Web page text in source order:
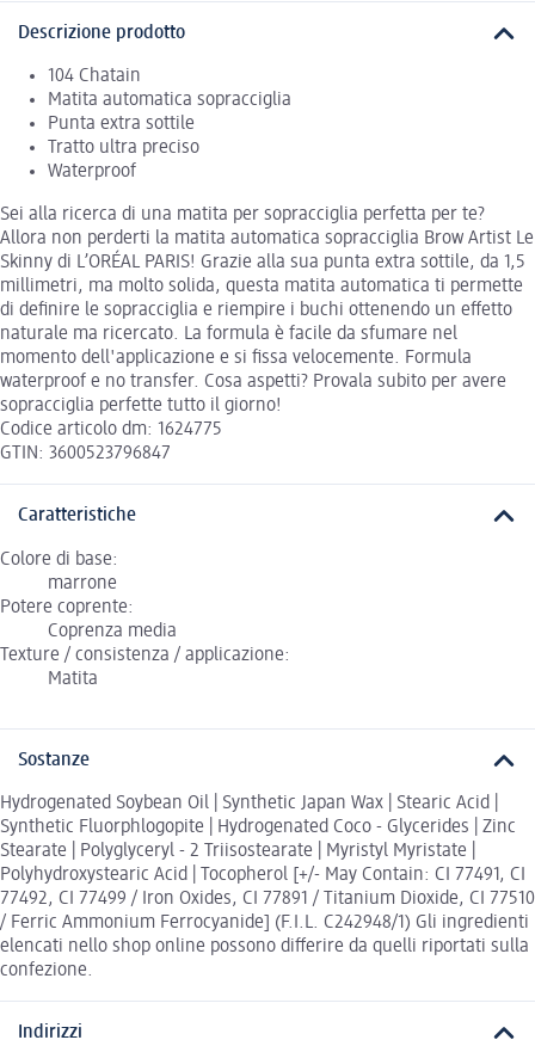
Descrizione prodotto
104 Chatain
Matita automatica sopracciglia
Punta extra sottile
Tratto ultra preciso
Waterproof
Sei alla ricerca di una matita per sopracciglia perfetta per te?
Allora non perderti la matita automatica sopracciglia Brow Artist Le
Skinny di L’ORÉAL PARIS! Grazie alla sua punta extra sottile, da 1,5
millimetri, ma molto solida, questa matita automatica ti permette
di definire le sopracciglia e riempire i buchi ottenendo un effetto
naturale ma ricercato. La formula è facile da sfumare nel
momento dell'applicazione e si fissa velocemente. Formula
waterproof e no transfer. Cosa aspetti? Provala subito per avere
sopracciglia perfette tutto il giorno!
Codice articolo dm: 1624775
GTIN: 3600523796847
Caratteristiche
Colore di base:
marrone
Potere coprente:
Coprenza media
Texture / consistenza / applicazione:
Matita
Sostanze
Hydrogenated Soybean Oil | Synthetic Japan Wax | Stearic Acid |
Synthetic Fluorphlogopite | Hydrogenated Coco - Glycerides | Zinc
Stearate | Polyglyceryl - 2 Triisostearate | Myristyl Myristate |
Polyhydroxystearic Acid | Tocopherol [+/- May Contain: CI 77491, CI
77492, CI 77499 / Iron Oxides, CI 77891 / Titanium Dioxide, CI 77510
/ Ferric Ammonium Ferrocyanide] (F.I.L. C242948/1) Gli ingredienti
elencati nello shop online possono differire da quelli riportati sulla
confezione.
Indirizzi